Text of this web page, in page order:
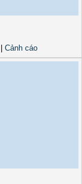
Cảnh cáo